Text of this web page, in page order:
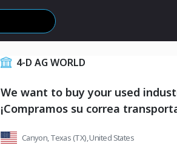
4-D AG WORLD
We want to buy your used
¡Compramos su correa
Canyon, Texas (TX), United States